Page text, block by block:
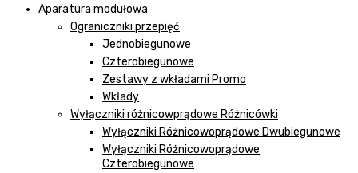
Aparatura modułowa
Ograniczniki przepięć
Jednobiegunowe
Czterobiegunowe
Zestawy z wkładami Promo
Wkłady
Wyłączniki różnicowprądowe Różnicówki
Wyłączniki Różnicowoprądowe Dwubiegunowe
Wyłączniki Różnicowoprądowe
Czterobiegunowe